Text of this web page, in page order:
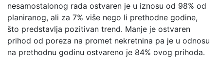
nesamostalonog rada ostvaren je u iznosu od 98% od
planiranog, ali za 7% više nego li prethodne godine,
što predstavlja pozitivan trend. Manje je ostvaren
prihod od poreza na promet nekretnina pa je u odnosu
na prethodnu godinu ostvareno je 84% ovog prihoda.